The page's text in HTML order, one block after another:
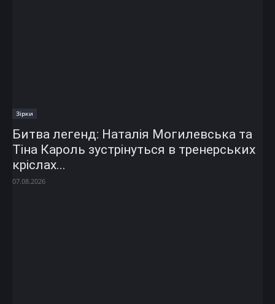
Зірки
Битва легенд: Наталія Могилевська та
Тіна Кароль зустрінуться в тренерських
кріслах...
07.08.2026